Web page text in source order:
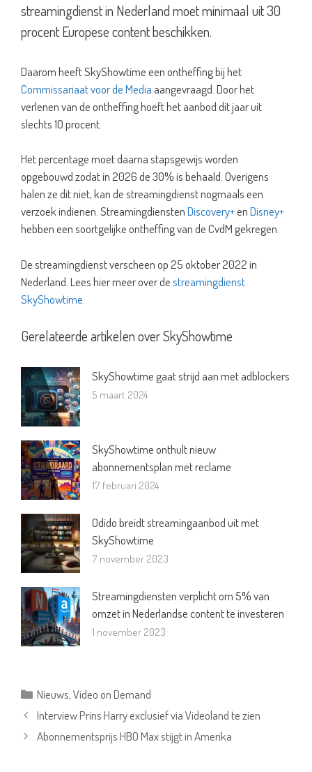
streamingdienst in Nederland moet minimaal uit 30
procent Europese content beschikken.
Daarom heeft SkyShowtime een ontheffing bij het
Commissariaat voor de Media aangevraagd. Door het
verlenen van de ontheffing hoeft het aanbod dit jaar uit
slechts 10 procent.
Het percentage moet daarna stapsgewijs worden
opgebouwd zodat in 2026 de 30% is behaald. Overigens
halen ze dit niet, kan de streamingdienst nogmaals een
verzoek indienen. StreamingdienstenDiscovery+enDisney+
hebben een soortgelijke ontheffing van de CvdM gekregen.
De streamingdienst verscheen op 25 oktober 2022 in
Nederland. Lees hier meer over destreamingdienst
SkyShowtime.
Gerelateerde artikelen over SkyShowtime
SkyShowtime gaat strijd aan met adblockers
5 maart 2024
SkyShowtime onthult nieuw
abonnementsplan met reclame
17 februari 2024
Odido breidt streamingaanbod uit met
SkyShowtime
7 november 2023
Streamingdiensten verplicht om 5% van
omzet in Nederlandse content te investeren
1 november 2023
Categorieën
Nieuws,Video on Demand
Interview Prins Harry exclusief via Videoland te zien
Abonnementsprijs HBO Max stijgt in Amerika